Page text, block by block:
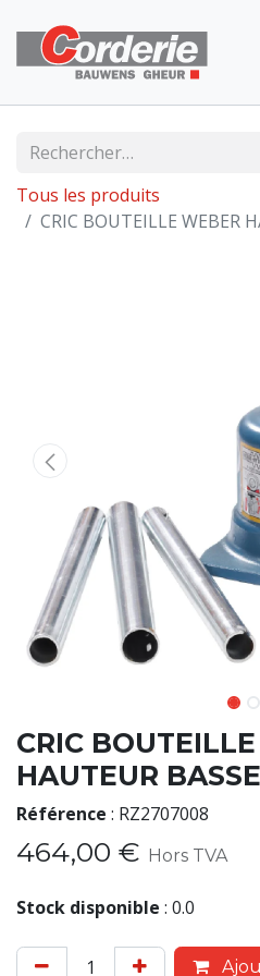
Tous les produits
CRIC BOUTEILLE WEBER
CRIC
HAUTEUR
Référence : RZ2707008
464,00 € Hors TVA
Stock disponible : 0.0